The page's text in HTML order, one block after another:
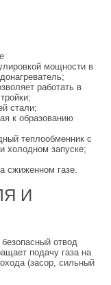
мощности в
работать в
стали;
к образованию
теплообменник с
холодном запуске;
сжиженном газе.
И
безопасный отвод
подачу газа на
(засор, сильный